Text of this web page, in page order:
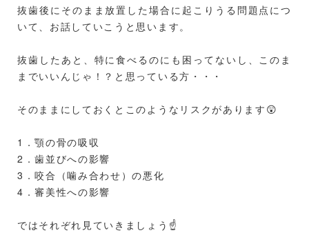
これは、他の補綴物と比較しても優れた耐久性を持って
いるため、長期的な視点で見ても経済的です。
5. 周囲の歯への影響が少ない
ブリッジなどの他の補綴方法とは異なり、インプラント
これにより、他の健全な歯を削る必要がなく、口腔全体
以上のようなことが利点として挙げられます✨
今日のお話はいかがでしたでしょうか？
の高い治療方法です。
抜歯後にそのまま放置した場合に起こりうる問題点につ
いて、お話していこうと思います。
抜歯したあと、特に食べるのにも困ってないし、このま
までいいんじゃ！？と思っている方・・・
そのままにしておくとこのようなリスクがあります😲
1．顎の骨の吸収
2．歯並びへの影響
3．咬合（噛み合わせ）の悪化
4．審美性への影響
ではそれぞれ見ていきましょう☝️